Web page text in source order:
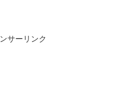
サーリンク